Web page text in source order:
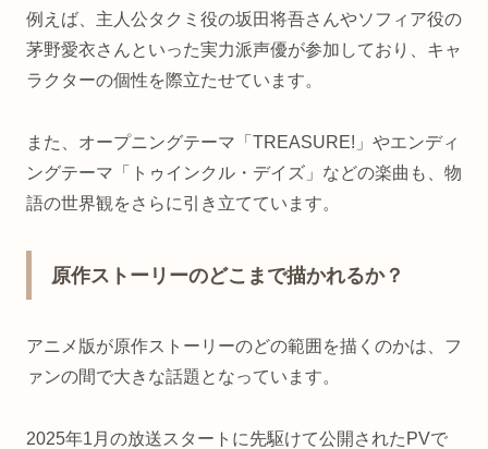
例えば、主人公タクミ役の坂田将吾さんやソフィア役の
茅野愛衣さんといった実力派声優が参加しており、キャ
ラクターの個性を際立たせています。
また、オープニングテーマ「TREASURE!」やエンディ
ングテーマ「トゥインクル・デイズ」などの楽曲も、物
語の世界観をさらに引き立てています。
原作ストーリーのどこまで描かれるか？
アニメ版が原作ストーリーのどの範囲を描くのかは、フ
ァンの間で大きな話題となっています。
2025年1月の放送スタートに先駆けて公開されたPVで